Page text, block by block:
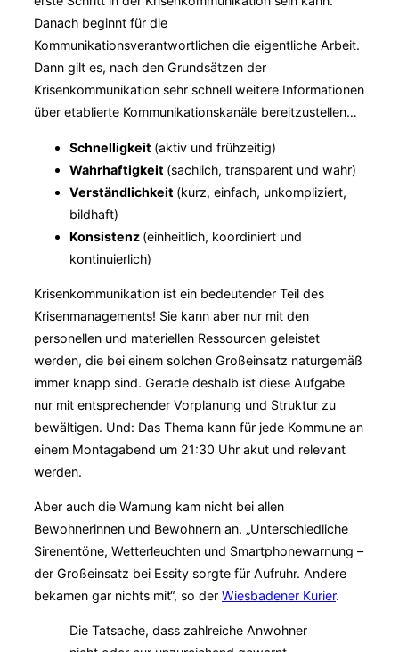
Danach beginnt für die
Kommunikationsverantwortlichen die eigentliche Arbeit.
Dann gilt es, nach den Grundsätzen der
Krisenkommunikation sehr schnell weitere Informationen
über etablierte Kommunikationskanäle bereitzustellen…
Schnelligkeit (aktiv und frühzeitig)
Wahrhaftigkeit (sachlich, transparent und wahr)
Verständlichkeit (kurz, einfach, unkompliziert,
bildhaft)
Konsistenz (einheitlich, koordiniert und
kontinuierlich)
Krisenkommunikation ist ein bedeutender Teil des
Krisenmanagements! Sie kann aber nur mit den
personellen und materiellen Ressourcen geleistet
werden, die bei einem solchen Großeinsatz naturgemäß
immer knapp sind. Gerade deshalb ist diese Aufgabe
nur mit entsprechender Vorplanung und Struktur zu
bewältigen. Und: Das Thema kann für jede Kommune an
einem Montagabend um 21:30 Uhr akut und relevant
werden.
Aber auch die Warnung kam nicht bei allen
Bewohnerinnen und Bewohnern an. „Unterschiedliche
Sirenentöne, Wetterleuchten und Smartphonewarnung –
der Großeinsatz bei Essity sorgte für Aufruhr. Andere
bekamen gar nichts mit“, so der Wiesbadener Kurier.
Die Tatsache, dass zahlreiche Anwohner